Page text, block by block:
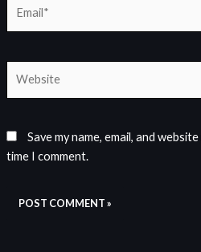
Save my name, email, and
time I comment.